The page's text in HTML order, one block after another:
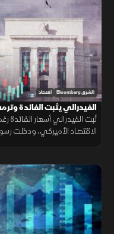
الشرق Bloomberg اقتصاد
الفيدرالي يثبت الفائدة
ثبت الفيدرالي أسعار الفائدة
الاقتصاد الأميركي، ودخلت